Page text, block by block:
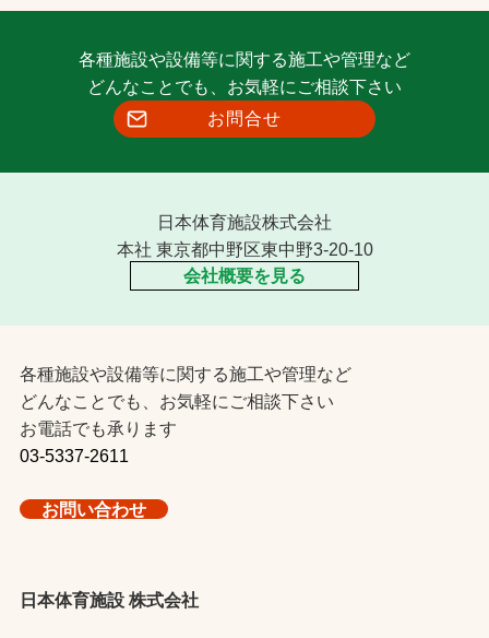
各種施設や設備等に関する施工や管理など
どんなことでも、お気軽にご相談下さい
お問合せ
日本体育施設株式会社
本社 東京都中野区東中野3-20-10
会社概要を見る
各種施設や設備等に関する施工や管理など
どんなことでも、お気軽にご相談下さい
お電話でも承ります
03-5337-2611
お問い合わせ
日本体育施設 株式会社